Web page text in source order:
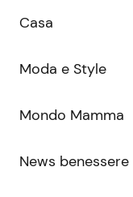
Casa
Moda e Style
Mondo Mamma
News benessere